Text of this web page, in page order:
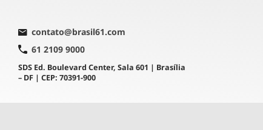
contato@brasil61.com
61 2109 9000
SDS Ed. Boulevard Center, Sala 601 | Brasília
– DF | CEP: 70391-900